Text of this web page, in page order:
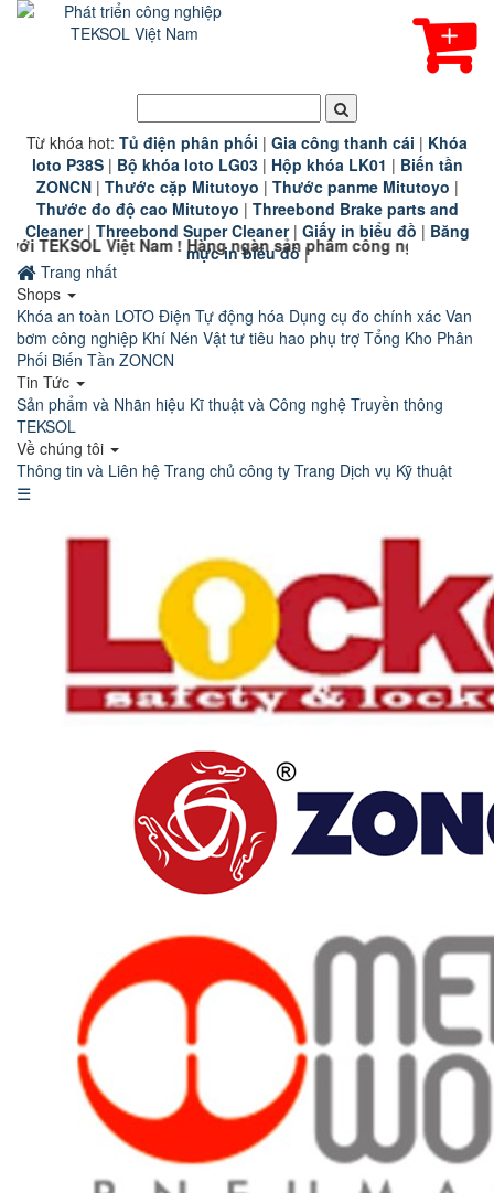
Từ khóa hot: Tủ điện phân phối | Gia công thanh cái | Khóa
loto P38S| Bộ khóa loto LG03| Hộp khóa LK01 | Biến tần
ZONCN| Thước cặp Mitutoyo | Thước panme Mitutoyo |
Thước đo độ cao Mitutoyo | Threebond Brake parts and
Cleaner| Threebond Super Cleaner| Giấy in biểu đồ | Băng
mực in biểu đồ |
Nam ! Hàng ngàn sản phẩm công nghiệp chính hãng chất
Trang nhất
Shops
Khóa an toàn LOTO Điện Tự động hóa Dụng cụ đo chính xác Van
bơm công nghiệp Khí Nén Vật tư tiêu hao phụ trợ Tổng Kho Phân
Phối Biến Tần ZONCN
Tin Tức
Sản phẩm và Nhãn hiệu Kĩ thuật và Công nghệ Truyền thông
TEKSOL
Về chúng tôi
Thông tin và Liên hệ Trang chủ công ty Trang Dịch vụ Kỹ thuật
☰